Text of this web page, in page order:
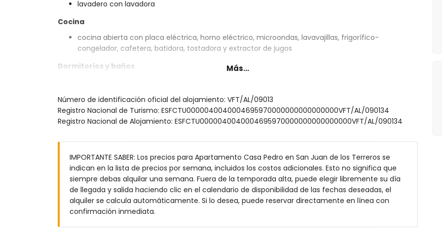
lavadero con lavadora
Cocina
cocina abierta con placa eléctrica, horno eléctrico, microondas, lavavajillas, frigorífico-
congelador, cafetera, batidora, tostadora y extractor de jugos
Dormitorios y baños
dormitorio con aire acondicionado y 2 camas individuales (200 por 80 cm)
baño en suite con lavabo, ducha, inodoro y secador de pelo
baño con lavabo, ducha e inodoro
piscina comunitaria
piscina para niños
hermoso jardín con césped con muebles de jardín y tumbonas
jardín comunitario con césped y árboles
2 terrazas, una de las cuales está cubierta
barbacoa
Más...
Número de identificación oficial del alojamiento: VFT/AL/09013
Registro Nacional de Turismo: ESFCTU0000040040004695970000000000000000VFT/AL/090134
Registro Nacional de Alojamiento: ESFCTU0000040040004695970000000000000000VFT/AL/090134
IMPORTANTE SABER: Los precios para Apartamento Casa Pedro en San Juan de los Terreros se
indican en la lista de precios por semana, incluidos los costos adicionales. Esto no significa que
siempre debas alquilar una semana. Fuera de la temporada alta, puede elegir libremente su día
de llegada y salida haciendo clic en el calendario de disponibilidad de las fechas deseadas, el
alquiler se calcula automáticamente. Si lo desea, puede reservar directamente en línea con
confirmación inmediata.